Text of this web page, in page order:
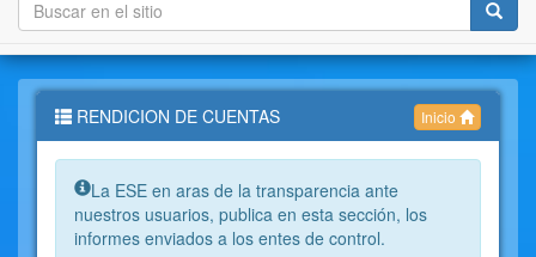
RENDICION DE CUENTAS Inicio
Info:
La ESE en aras de la transparencia ante
nuestros usuarios, publica en esta sección, los
informes enviados a los entes de control.